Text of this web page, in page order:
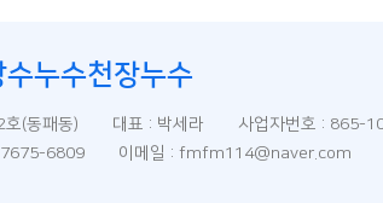
누수천장누수
호(동패동) 대표 : 박세라 사업자번호 : 865-
6809 이메일 : fmfm114@naver.com